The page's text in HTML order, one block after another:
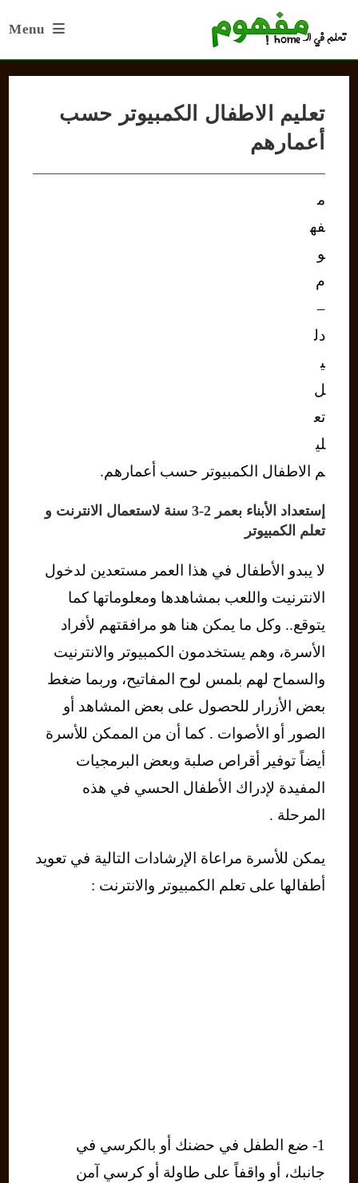
Menu
تعليم الاطفال الكمبيوتر حسب
أعمارهم
م
فه
و
م
–
دل
ي
ل
تع
لي
م الاطفال الكمبيوتر حسب أعمارهم.
إستعداد الأبناء بعمر 2-3 سنة لاستعمال الانترنت و
تعلم الكمبيوتر
لا يبدو الأطفال في هذا العمر مستعدين لدخول
الانترنيت واللعب بمشاهدها ومعلوماتها كما
يتوقع.. وكل ما يمكن هنا هو مرافقتهم لأفراد
الأسرة، وهم يستخدمون الكمبيوتر والانترنيت
والسماح لهم بلمس لوح المفاتيح، وربما ضغط
بعض الأزرار للحصول على بعض المشاهد أو
الصور أو الأصوات . كما أن من الممكن للأسرة
أيضاً توفير أقراص صلبة وبعض البرمجيات
المفيدة لإدراك الأطفال الحسي في هذه
المرحلة .
يمكن للأسرة مراعاة الإرشادات التالية في تعويد
أطفالها على تعلم الكمبيوتر والانترنت :
1- ضع الطفل في حضنك أو بالكرسي في
جانبك، أو واقفاً على طاولة أو كرسي آمن